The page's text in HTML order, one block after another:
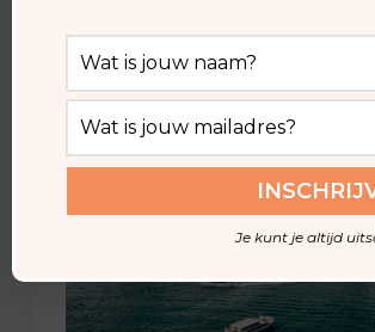
ALLE BESTEMMINGEN
Je kunt je altijd